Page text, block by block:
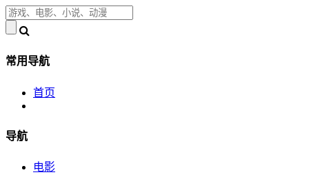
常用导航
首页
导航
电影